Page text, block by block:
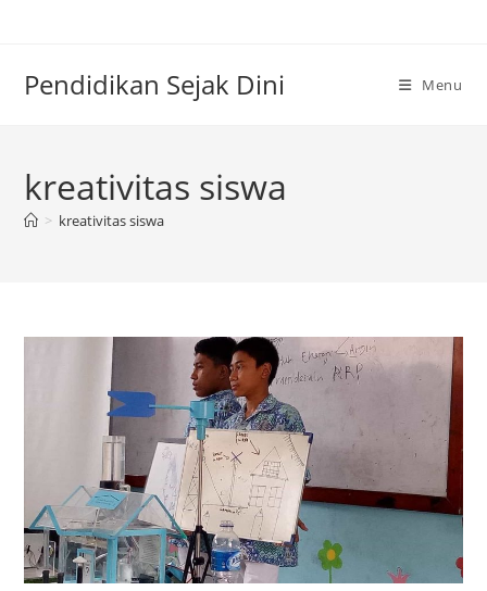
Pendidikan Sejak Dini Menu
kreativitas siswa
> kreativitas siswa